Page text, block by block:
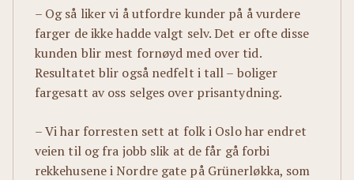
– Og så liker vi å utfordre kunder på å vurdere
farger de ikke hadde valgt selv. Det er ofte disse
kunden blir mest fornøyd med over tid.
Resultatet blir også nedfelt i tall – boliger
fargesatt av oss selges over prisantydning.
– Vi har forresten sett at folk i Oslo har endret
veien til og fra jobb slik at de får gå forbi
rekkehusene i Nordre gate på Grünerløkka, som